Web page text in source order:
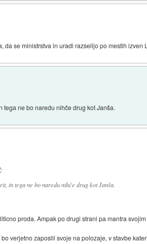
da se ministrstva in uradi razselijo po mestih izven
tega ne bo naredu nihče drug kot Janša.
:
in tega ne bo naredu nihče drug kot Janša.
proda. Ampak po drugi strani pa mantra
verjetno zaposlil svoje na polozaje, v stavbe